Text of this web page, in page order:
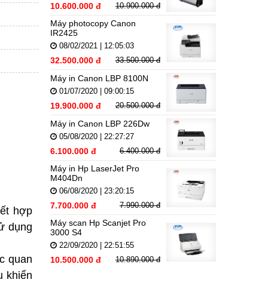
hợp
dụng
quan
khiển
10.600.000 đ 10.900.000 đ
Máy photocopy Canon
IR2425
08/02/2021 | 12:05:03
32.500.000 đ 33.500.000 đ
Máy in Canon LBP 8100N
01/07/2020 | 09:00:15
19.900.000 đ 20.500.000 đ
Máy in Canon LBP 226Dw
05/08/2020 | 22:27:27
6.100.000 đ 6.400.000 đ
Máy in Hp LaserJet Pro
M404Dn
06/08/2020 | 23:20:15
7.700.000 đ 7.990.000 đ
Máy scan Hp Scanjet Pro
3000 S4
22/09/2020 | 22:51:55
10.500.000 đ 10.890.000 đ